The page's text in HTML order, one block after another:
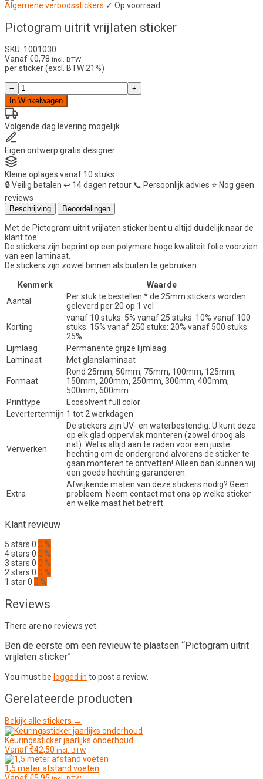
Algemene verbodsstickers ✓ Op voorraad
Pictogram uitrit vrijlaten sticker
SKU: 1001030
Vanaf€0,78 incl. BTW
per sticker (excl. BTW 21%)
Pictogram
uitrit
vrijlaten
sticker
aantal
−
+
In Winkelwagen
Volgende dag levering mogelijk
Eigen ontwerp gratis designer
Kleine oplages vanaf 10 stuks
🔒Veilig betalen ↩️ 14 dagen retour 📞 Persoonlijk advies ⭐ Nog geen
reviews
Beschrijving Beoordelingen
Met de Pictogram uitrit vrijlaten sticker bent u altijd duidelijk naar de
klant toe.
De stickers zijn beprint op een polymere hoge kwaliteit folie voorzien
van een laminaat.
De stickers zijn zowel binnen als buiten te gebruiken.
Kenmerk
Waarde
Aantal
Per stuk te bestellen * de 25mm stickers worden
geleverd per 20 op 1 vel
Korting
vanaf 10 stuks: 5% vanaf 25 stuks: 10% vanaf 100
stuks: 15% vanaf 250 stuks: 20% vanaf 500 stuks:
25%
Lijmlaag
Permanente grijze lijmlaag
Laminaat
Met glanslaminaat
Formaat
Rond 25mm, 50mm, 75mm, 100mm, 125mm,
150mm, 200mm, 250mm, 300mm, 400mm,
500mm, 600mm
Printtype
Ecosolvent full color
Levertertermijn 1 tot 2 werkdagen
Verwerken
De stickers zijn UV- en waterbestendig. U kunt deze
op elk glad oppervlak monteren (zowel droog als
nat). Wel is altijd aan te raden voor een juiste
hechting om de ondergrond alvorens de sticker te
gaan monteren te ontvetten! Alleen dan kunnen wij
een goede hechting garanderen.
Extra
Afwijkende maten van deze stickers nodig? Geen
probleem. Neem contact met ons op welke sticker
en welke maat het betreft.
Klant revieuw
5 stars 0 0 %
4 stars 0 0 %
3 stars 0 0 %
2 stars 0 0 %
1 star0 0 %
Reviews
There are no reviews yet.
Ben de eerste om een revieuw te plaatsen “Pictogram uitrit
vrijlaten sticker”
You must be logged in to post a review.
Gerelateerde producten
Bekijk alle stickers →
Keuringssticker jaarlijks onderhoud
Vanaf€42,50 incl. BTW
1,5 meter afstand voeten